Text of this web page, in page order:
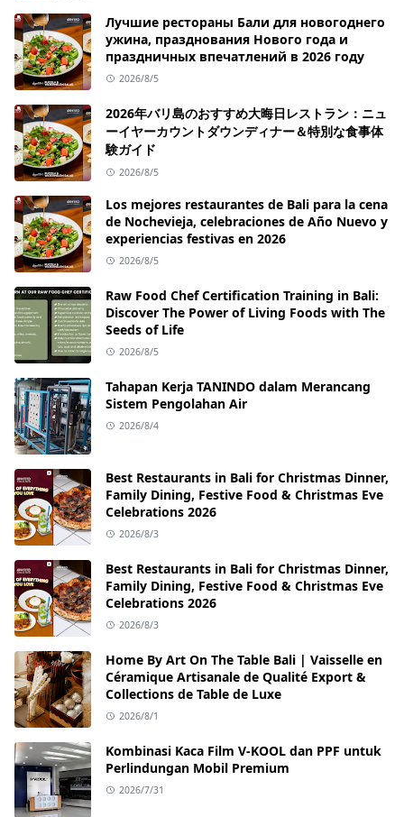
Лучшие рестораны Бали для новогоднего
ужина, празднования Нового года и
праздничных впечатлений в 2026 году
2026/8/5
2026年バリ島のおすすめ大晦日レストラン：ニュ
ーイヤーカウントダウンディナー＆特別な食事体
験ガイド
2026/8/5
Los mejores restaurantes de Bali para la cena
de Nochevieja, celebraciones de Año Nuevo y
experiencias festivas en 2026
2026/8/5
Raw Food Chef Certification Training in Bali:
Discover The Power of Living Foods with The
Seeds of Life
2026/8/5
Tahapan Kerja TANINDO dalam Merancang
Sistem Pengolahan Air
2026/8/4
Best Restaurants in Bali for Christmas Dinner,
Family Dining, Festive Food & Christmas Eve
Celebrations 2026
2026/8/3
Best Restaurants in Bali for Christmas Dinner,
Family Dining, Festive Food & Christmas Eve
Celebrations 2026
2026/8/3
Home By Art On The Table Bali | Vaisselle en
Céramique Artisanale de Qualité Export &
Collections de Table de Luxe
2026/8/1
Kombinasi Kaca Film V-KOOL dan PPF untuk
Perlindungan Mobil Premium
2026/7/31